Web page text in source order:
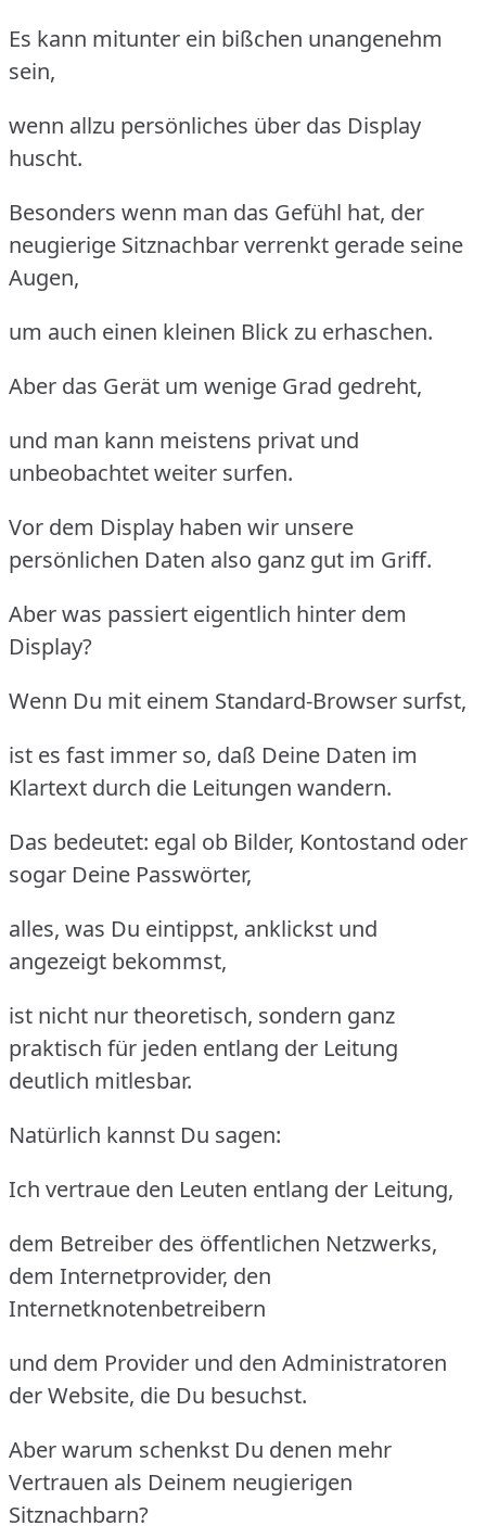
Es kann mitunter ein bißchen unangenehm
sein,
wenn allzu persönliches über das Display
huscht.
Besonders wenn man das Gefühl hat, der
neugierige Sitznachbar verrenkt gerade seine
Augen,
um auch einen kleinen Blick zu erhaschen.
Aber das Gerät um wenige Grad gedreht,
und man kann meistens privat und
unbeobachtet weiter surfen.
Vor dem Display haben wir unsere
persönlichen Daten also ganz gut im Griff.
Aber was passiert eigentlich hinter dem
Display?
Wenn Du mit einem Standard-Browser surfst,
ist es fast immer so, daß Deine Daten im
Klartext durch die Leitungen wandern.
Das bedeutet: egal ob Bilder, Kontostand oder
sogar Deine Passwörter,
alles, was Du eintippst, anklickst und
angezeigt bekommst,
ist nicht nur theoretisch, sondern ganz
praktisch für jeden entlang der Leitung
deutlich mitlesbar.
Natürlich kannst Du sagen:
Ich vertraue den Leuten entlang der Leitung,
dem Betreiber des öffentlichen Netzwerks,
dem Internetprovider, den
Internetknotenbetreibern
und dem Provider und den Administratoren
der Website, die Du besuchst.
Aber warum schenkst Du denen mehr
Vertrauen als Deinem neugierigen
Sitznachbarn?